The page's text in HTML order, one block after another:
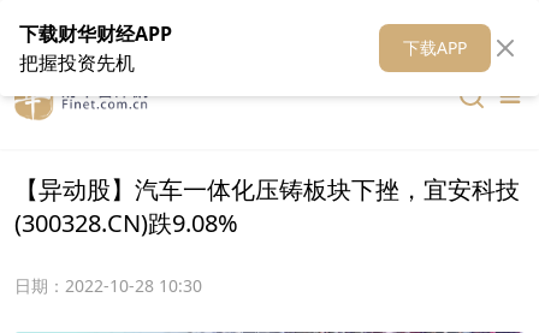
在线客服 关于我们 财华媒体矩阵 财华智库
【异动股】汽车一体化压铸板块下挫，宜安科技
(300328.CN)跌9.08%
日期： 2022-10-28 10:30
下载财华财经APP
把握投资先机
下载APP